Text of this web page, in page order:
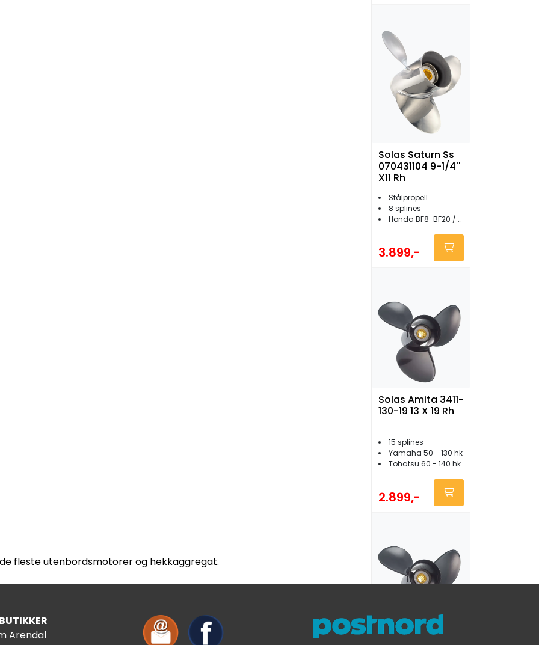
fleste utenbordsmotorer og hekkaggregat.
Solas Saturn Ss
070431104 9-1/4''
X11 Rh
Stålpropell
8 splines
Honda BF8-BF20 / Yamaha 8-20 hk
3.899,-
Solas Amita 3411-
130-19 13 X 19 Rh
15 splines
Yamaha 50 - 130 hk
Tohatsu 60 - 140 hk
2.899,-
Arendal